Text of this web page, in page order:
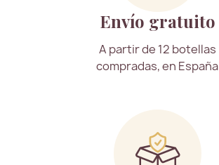
Envío gratuito
A partir de 12 botellas
compradas, en España